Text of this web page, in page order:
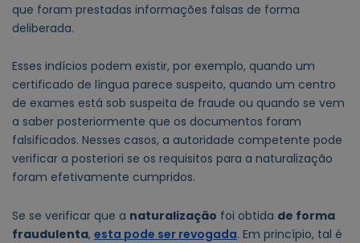
que foram prestadas informações falsas de forma
deliberada.
Esses indícios podem existir, por exemplo, quando um
certificado de língua parece suspeito, quando um centro
de exames está sob suspeita de fraude ou quando se vem
a saber posteriormente que os documentos foram
falsificados. Nesses casos, a autoridade competente pode
verificar a posteriori se os requisitos para a naturalização
foram efetivamente cumpridos.
Se se verificar que a naturalização foi obtida de forma
fraudulenta, esta pode ser revogada. Em princípio, tal é